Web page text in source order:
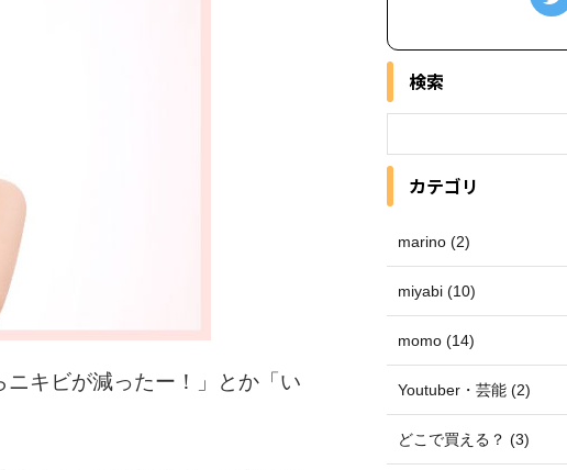
キビが減ったー！」とか「い
検索
カテゴリ
marino (2)
miyabi (10)
momo (14)
Youtuber・芸能 (2)
どこで買える？ (3)